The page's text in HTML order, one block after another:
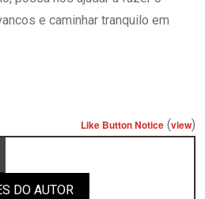
e caminhar tranquilo em
Like Button Notice (view)
DO AUTOR